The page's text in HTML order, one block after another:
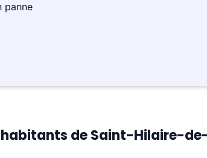
panne
de Saint-Hilaire-